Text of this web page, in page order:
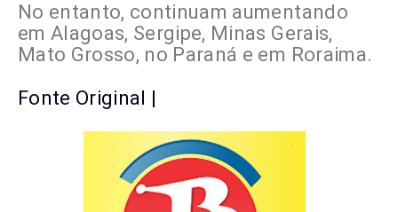
No entanto, continuam aumentando
em Alagoas, Sergipe, Minas Gerais,
Mato Grosso, no Paraná e em Roraima.
Fonte Original |